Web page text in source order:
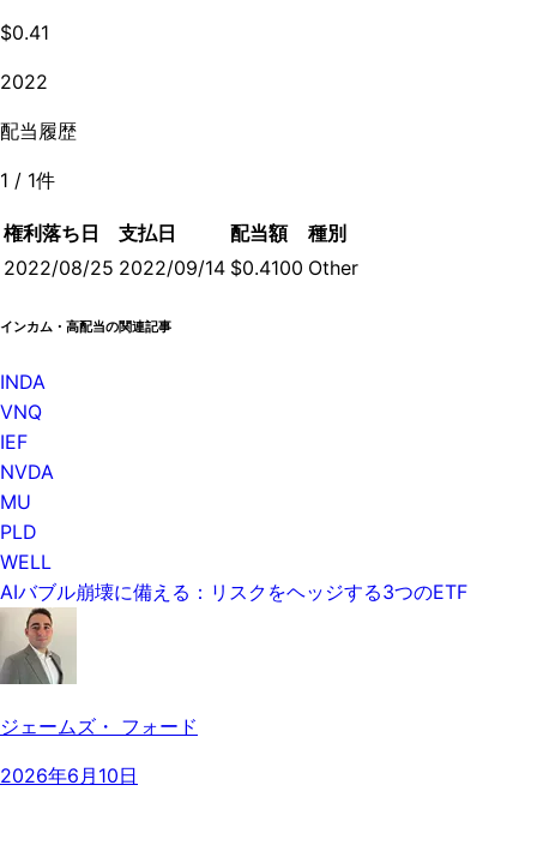
$0.41
2022
配当履歴
1 / 1件
権利落ち日 支払日 配当額
種別
2022/08/25 2022/09/14 $0.4100 Other
インカム・高配当の関連記事
INDA
VNQ
IEF
NVDA
MU
PLD
WELL
AIバブル崩壊に備える：リスクをヘッジする3つのETF
ジェームズ・ フォード
2026年6月10日